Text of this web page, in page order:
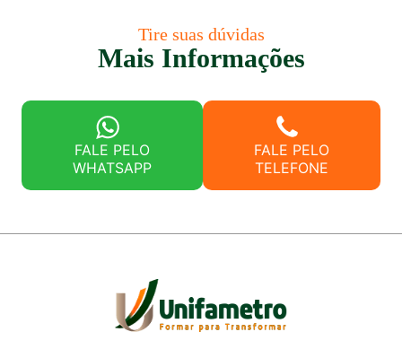
Tire suas dúvidas
Mais Informações
FALE PELO
WHATSAPP
FALE PELO
TELEFONE